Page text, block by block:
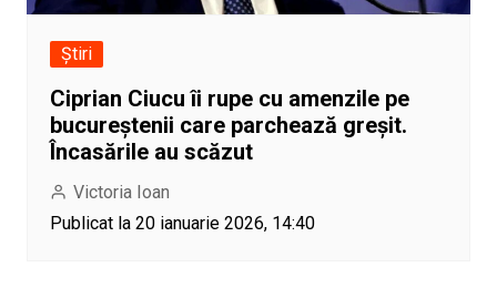
Știri
Ciprian Ciucu îi rupe cu amenzile pe
bucureștenii care parchează greșit.
Încasările au scăzut
Victoria Ioan
Publicat la 20 ianuarie 2026, 14:40